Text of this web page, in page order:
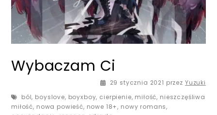
Wybaczam Ci
29 stycznia 2021 2 lutego 2021
przez Yuzuki
ból, boyslove, boyxboy, cierpienie, miłość, nieszczęśliwa
miłość, nowa powieść, nowe 18+, nowy romans,